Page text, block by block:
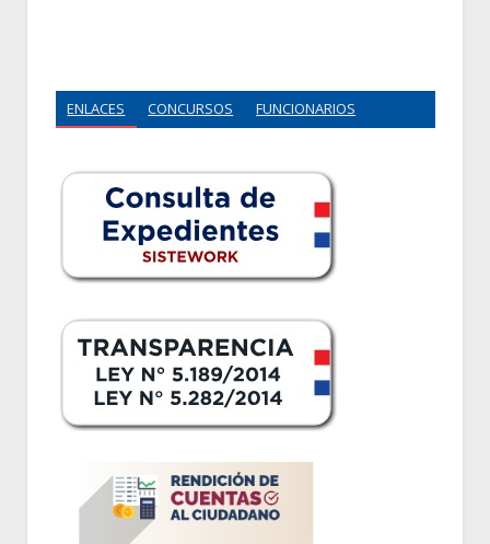
ENLACES CONCURSOS FUNCIONARIOS